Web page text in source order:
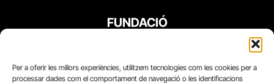
Per a oferir les millors experiències, utilitzem tecnologies com les cookies per a
processar dades com el comportament de navegació o les identificacions
FUNDACIÓ